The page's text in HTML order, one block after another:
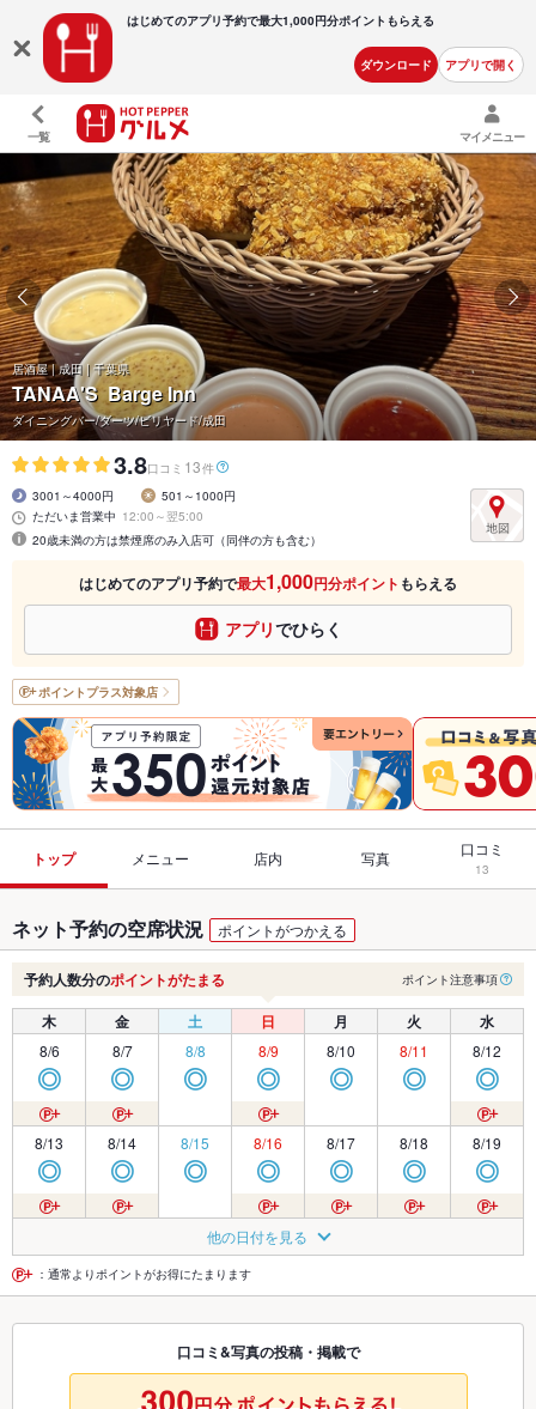
はじめてのアプリ予約で最大1,000円分ポイントもらえる
ダウンロード アプリで開く
一覧 マイメニュー
居酒屋 | 成田 | 千葉県
TANAA'S Barge Inn
ダイニングバー/ダーツ/ビリヤード/成田
3.8口コミ 13件
3001～4000円
501～1000円
ただいま営業中 12:00～翌5:00
20歳未満の方は禁煙席のみ入店可（同伴の方も含む）
はじめてのアプリ予約で最大1,000円分ポイント もらえる
アプリでひらく
ポイントプラス対象店
トップ メニュー 店内 写真 口コミ
13
ネット予約の空席状況 ポイントがつかえる
予約人数分のポイントがたまる ポイント注意事項
木 金 土 日 月 火 水
8/6
◎
8/7
◎
8/8
◎
8/9
◎
8/10
◎
8/11
◎
8/12
◎
8/13
◎
8/14
◎
8/15
◎
8/16
◎
8/17
◎
8/18
◎
8/19
◎
◎ ◎
8/22
◎
8/23
◎
8/24
◎ ◎ ◎
8/27 8/28 8/29
◎
8/30
◎
8/31
◎
9/1 9/2
他の日付を見る
：通常よりポイントがお得にたまります
口コミ&写真の投稿・掲載で